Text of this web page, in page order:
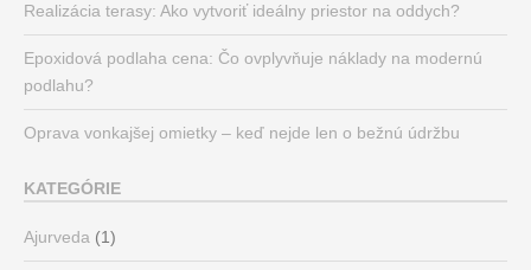
Realizácia terasy: Ako vytvoriť ideálny priestor na oddych?
Epoxidová podlaha cena: Čo ovplyvňuje náklady na modernú
podlahu?
Oprava vonkajšej omietky – keď nejde len o bežnú údržbu
KATEGÓRIE
Ajurveda (1)